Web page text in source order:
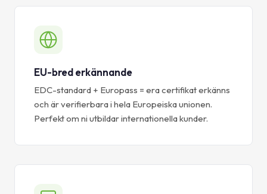
EU-bred erkännande
EDC-standard + Europass = era certifikat erkänns
och är verifierbara i hela Europeiska unionen.
Perfekt om ni utbildar internationella kunder.